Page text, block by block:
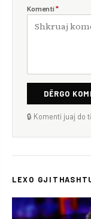
Komenti *
DËRGO
🔒 Komenti juaj do
LEXO